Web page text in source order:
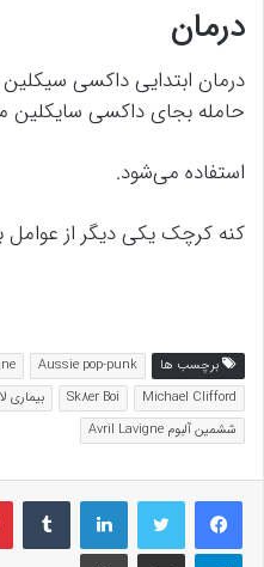
درمان
درمان ابتدایی داکسی
حامله بجای داکسی سایکلین
استفاده می‌شود.
کنه کرچک یکی دیگر از عوامل
برچسب ها Aussie pop-punk
Michael Clifford
Sk8er Boi بیماری
ششمین آلبوم Avril Lavigne
لینکداین
تلگرام اشتراک گذاری با ایمیل چاپ